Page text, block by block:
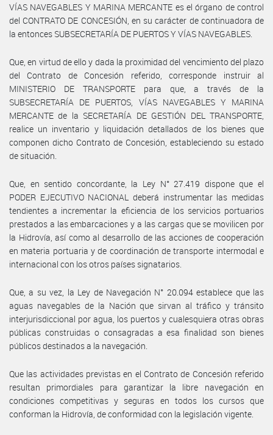
VÍAS NAVEGABLES Y MARINA MERCANTE es el órgano de control
del CONTRATO DE CONCESIÓN, en su carácter de continuadora de
la entonces SUBSECRETARÍA DE PUERTOS Y VÍAS NAVEGABLES.
Que, en virtud de ello y dada la proximidad del vencimiento del plazo
del Contrato de Concesión referido, corresponde instruir al
MINISTERIO DE TRANSPORTE para que, a través de la
SUBSECRETARÍA DE PUERTOS, VÍAS NAVEGABLES Y MARINA
MERCANTE de la SECRETARÍA DE GESTIÓN DEL TRANSPORTE,
realice un inventario y liquidación detallados de los bienes que
componen dicho Contrato de Concesión, estableciendo su estado
de situación.
Que, en sentido concordante, la Ley N° 27.419 dispone que el
PODER EJECUTIVO NACIONAL deberá instrumentar las medidas
tendientes a incrementar la eficiencia de los servicios portuarios
prestados a las embarcaciones y a las cargas que se movilicen por
la Hidrovía, así como al desarrollo de las acciones de cooperación
en materia portuaria y de coordinación de transporte intermodal e
internacional con los otros países signatarios.
Que, a su vez, la Ley de Navegación N° 20.094 establece que las
aguas navegables de la Nación que sirvan al tráfico y tránsito
interjurisdiccional por agua, los puertos y cualesquiera otras obras
públicas construidas o consagradas a esa finalidad son bienes
públicos destinados a la navegación.
Que las actividades previstas en el Contrato de Concesión referido
resultan primordiales para garantizar la libre navegación en
condiciones competitivas y seguras en todos los cursos que
conforman la Hidrovía, de conformidad con la legislación vigente.